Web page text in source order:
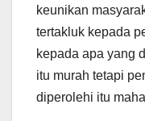
keunikan
tertakluk kepada
kepada apa yang
itu murah tetapi
diperolehi itu